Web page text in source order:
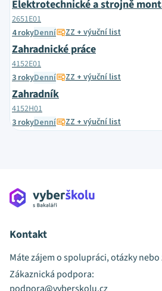
Elektrotechnické a strojně
2651E01
4 rokyDenní ZZ + výuční list
Zahradnické práce
4152E01
3 rokyDenní ZZ + výuční list
Zahradník
4152H01
3 rokyDenní ZZ + výuční list
Kontakt
Máte zájem o spolupráci, otázky
Zákaznická podpora: